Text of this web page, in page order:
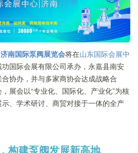
南国际泵阀展览会将在山东国际会展中
国际会展有限公司承办，永嘉县南安
协办，并与多家商协会达成战略合
展会以“专业化、国际化、产业化”为核
、学术研讨、商贸对接于一体的全产
构建泵阀发展新高地